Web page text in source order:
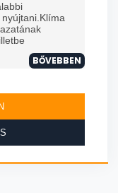
BŐVEBBEN